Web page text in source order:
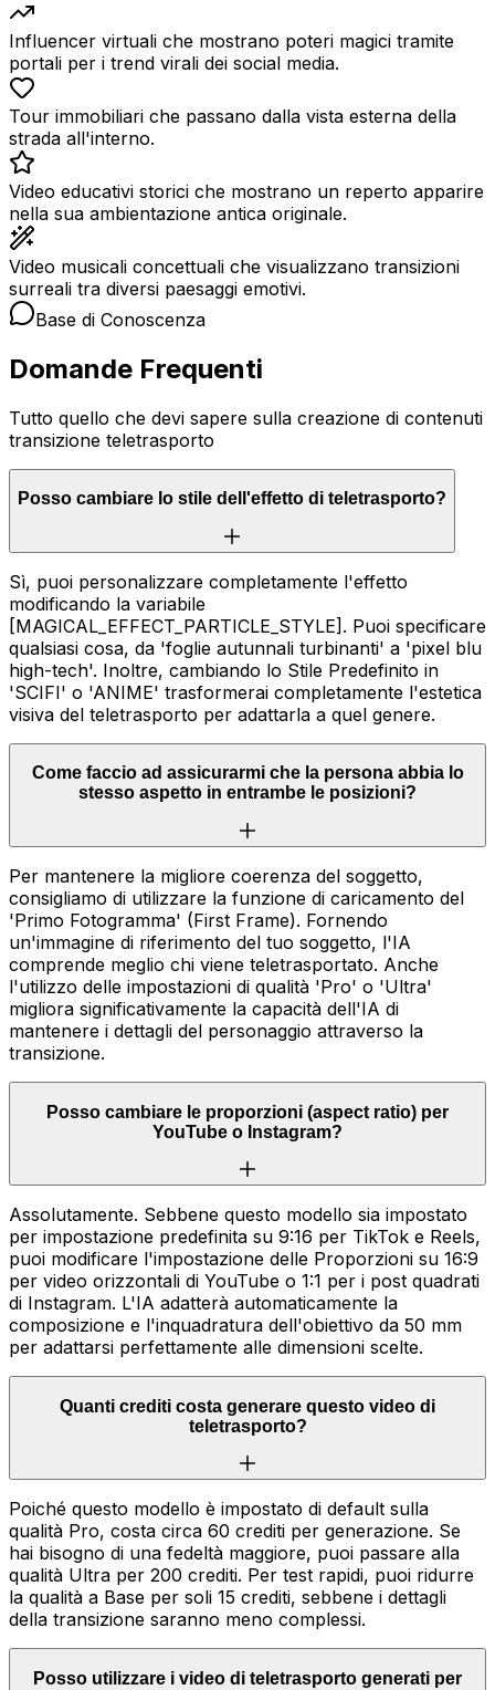
Influencer virtuali che mostrano poteri magici tramite
portali per i trend virali dei social media.
Tour immobiliari che passano dalla vista esterna della
strada all'interno.
Video educativi storici che mostrano un reperto apparire
nella sua ambientazione antica originale.
Video musicali concettuali che visualizzano transizioni
surreali tra diversi paesaggi emotivi.
Base di Conoscenza
Domande Frequenti
Tutto quello che devi sapere sulla creazione di contenuti
transizione teletrasporto
Posso cambiare lo stile dell'effetto di teletrasporto?
Sì, puoi personalizzare completamente l'effetto
modificando la variabile
[MAGICAL_EFFECT_PARTICLE_STYLE]. Puoi specificare
qualsiasi cosa, da 'foglie autunnali turbinanti' a 'pixel blu
high-tech'. Inoltre, cambiando lo Stile Predefinito in
'SCIFI' o 'ANIME' trasformerai completamente l'estetica
visiva del teletrasporto per adattarla a quel genere.
Come faccio ad assicurarmi che la persona abbia lo
stesso aspetto in entrambe le posizioni?
Per mantenere la migliore coerenza del soggetto,
consigliamo di utilizzare la funzione di caricamento del
'Primo Fotogramma' (First Frame). Fornendo
un'immagine di riferimento del tuo soggetto, l'IA
comprende meglio chi viene teletrasportato. Anche
l'utilizzo delle impostazioni di qualità 'Pro' o 'Ultra'
migliora significativamente la capacità dell'IA di
mantenere i dettagli del personaggio attraverso la
transizione.
Posso cambiare le proporzioni (aspect ratio) per
YouTube o Instagram?
Assolutamente. Sebbene questo modello sia impostato
per impostazione predefinita su 9:16 per TikTok e Reels,
puoi modificare l'impostazione delle Proporzioni su 16:9
per video orizzontali di YouTube o 1:1 per i post quadrati
di Instagram. L'IA adatterà automaticamente la
composizione e l'inquadratura dell'obiettivo da 50 mm
per adattarsi perfettamente alle dimensioni scelte.
Quanti crediti costa generare questo video di
teletrasporto?
Poiché questo modello è impostato di default sulla
qualità Pro, costa circa 60 crediti per generazione. Se
hai bisogno di una fedeltà maggiore, puoi passare alla
qualità Ultra per 200 crediti. Per test rapidi, puoi ridurre
la qualità a Base per soli 15 crediti, sebbene i dettagli
della transizione saranno meno complessi.
Posso utilizzare i video di teletrasporto generati per